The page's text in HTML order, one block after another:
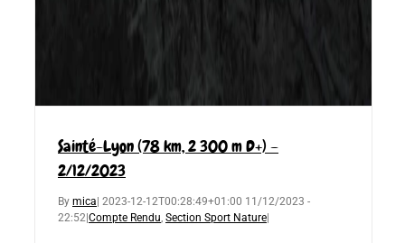
Sainté-Lyon (78 km, 2 300 m D+) –
2/12/2023
By mica 2023-12-12T00:28:49+01:00 11/12/2023 -
22:52 Compte Rendu, Section Sport Nature